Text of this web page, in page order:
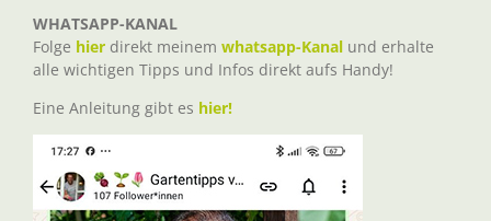
WHATSAPP-KANAL
Folge hier direkt meinem whatsapp-Kanal und erhalte
alle wichtigen Tipps und Infos direkt aufs Handy!
Eine Anleitung gibt es hier!